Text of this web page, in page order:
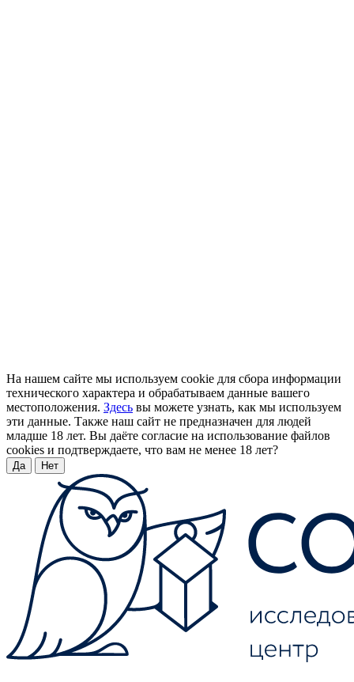
На нашем сайте мы используем cookie для сбора информации
технического характера и обрабатываем данные вашего
местоположения. Здесь вы можете узнать, как мы используем
эти данные. Также наш сайт не предназначен для людей
младше 18 лет. Вы даёте согласие на использование файлов
cookies и подтверждаете, что вам не менее 18 лет?
Да Нет